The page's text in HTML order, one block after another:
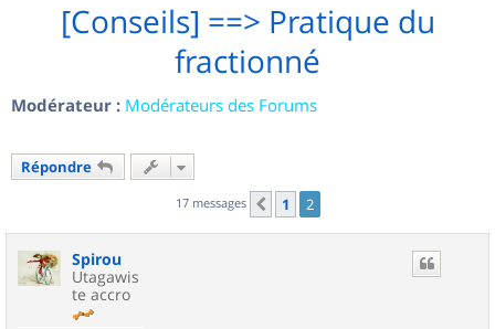
[Conseils] ==> Pratique du
fractionné
Modérateur : Modérateurs des Forums
Répondre
17 messages Précédent
1 2
Spirou
Utagawis
te accro